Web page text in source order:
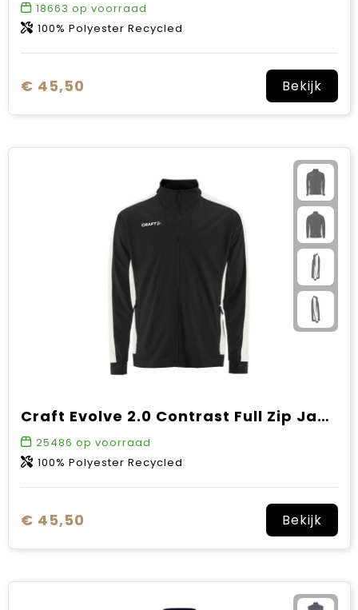
18663 op voorraad
100% Polyester Recycled
€ 45,50 Bekijk
Craft Evolve 2.0 Contrast Full Zip Jacket M
25486 op voorraad
100% Polyester Recycled
€ 45,50 Bekijk